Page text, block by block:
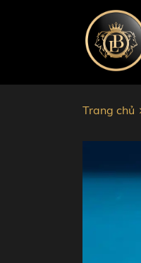
ĐỒNG
Trang chủ